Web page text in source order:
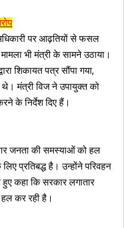
पर आढ़तियों से फसल
भी मंत्री के सामने उठाया।
शिकायत पत्र सौंपा गया,
मंत्री विज ने उपायुक्त को
के निर्देश दिए हैं।
जनता की समस्याओं को हल
प्रतिबद्ध है। उन्होंने परिवहन
कहा कि सरकार लगातार
कर रही है।